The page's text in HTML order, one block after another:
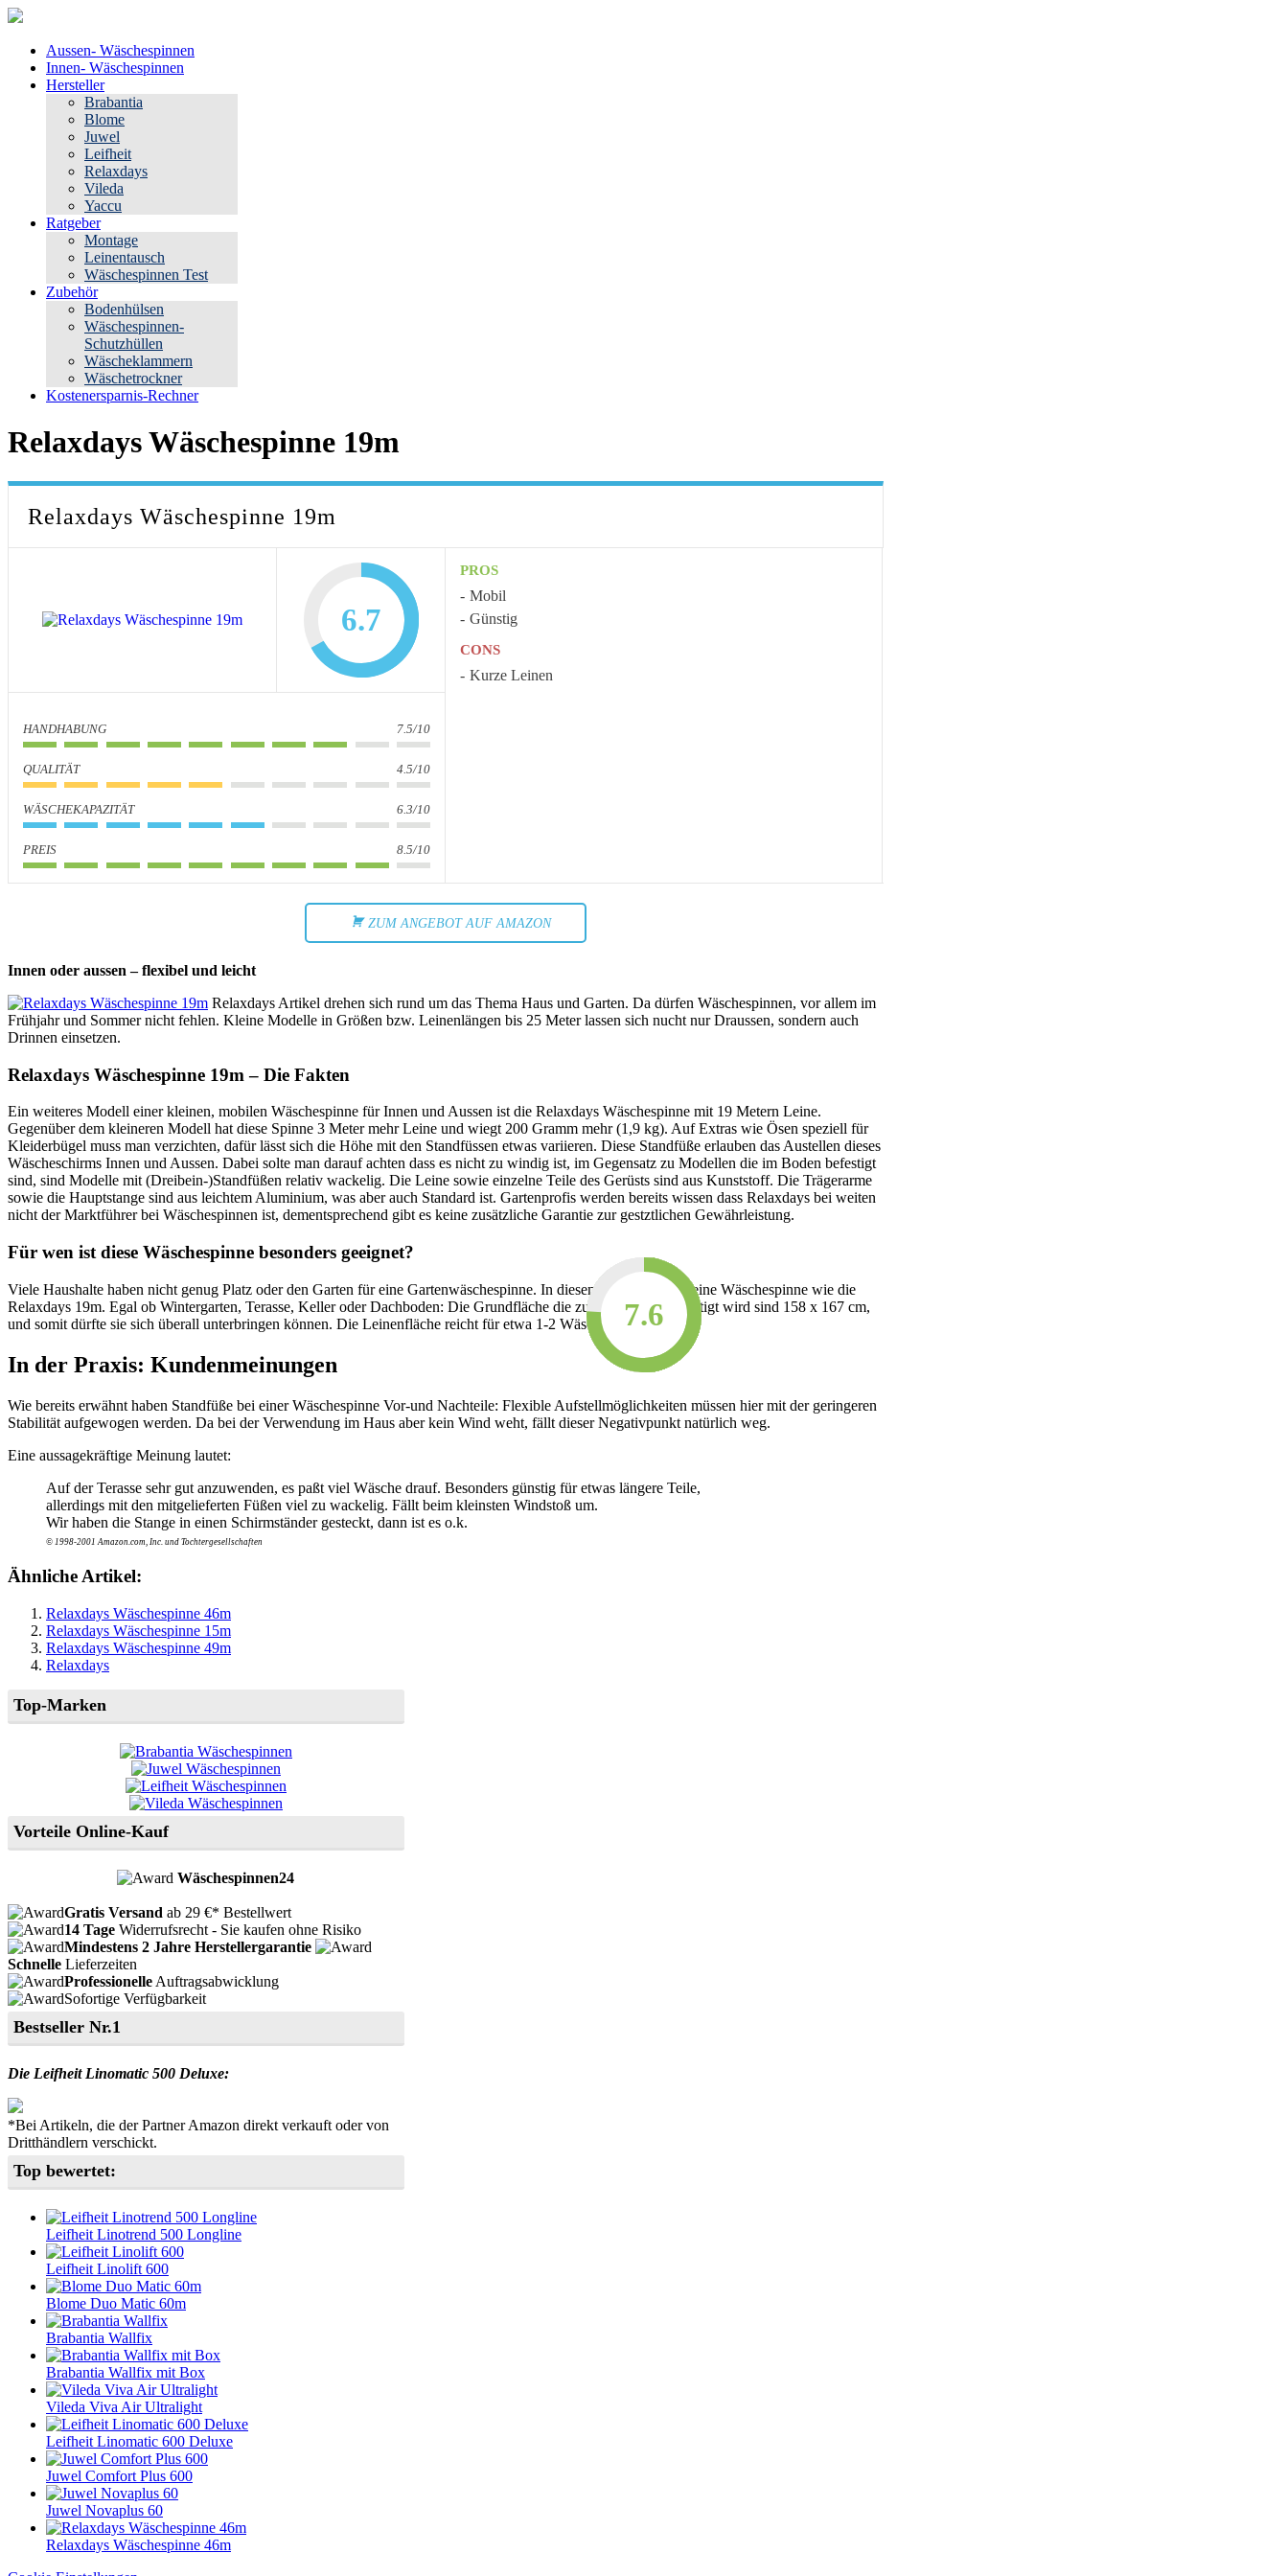
Aussen- Wäschespinnen
Innen- Wäschespinnen
Hersteller
Brabantia
Blome
Juwel
Leifheit
Relaxdays
Vileda
Yaccu
Ratgeber
Montage
Leinentausch
Wäschespinnen Test
Zubehör
Bodenhülsen
Wäschespinnen-
Schutzhüllen
Wäscheklammern
Wäschetrockner
Kostenersparnis-Rechner
Relaxdays Wäschespinne 19m
Relaxdays Wäschespinne 19m
6.7
HANDHABUNG 7.5/10
QUALITÄT 4.5/10
WÄSCHEKAPAZITÄT 6.3/10
PREIS 8.5/10
PROS
Mobil
Günstig
CONS
Kurze Leinen
ZUM ANGEBOT AUF AMAZON
Innen oder aussen – flexibel und leicht
Relaxdays Artikel drehen sich rund um das Thema Haus und Garten. Da dürfen Wäschespinnen, vor allem im
Frühjahr und Sommer nicht fehlen. Kleine Modelle in Größen bzw. Leinenlängen bis 25 Meter lassen sich nucht nur Draussen, sondern auch
Drinnen einsetzen.
Relaxdays Wäschespinne 19m – Die Fakten
Ein weiteres Modell einer kleinen, mobilen Wäschespinne für Innen und Aussen ist die Relaxdays Wäschespinne mit 19 Metern Leine.
Gegenüber dem kleineren Modell hat diese Spinne 3 Meter mehr Leine und wiegt 200 Gramm mehr (1,9 kg). Auf Extras wie Ösen speziell für
Kleiderbügel muss man verzichten, dafür lässt sich die Höhe mit den Standfüssen etwas variieren. Diese Standfüße erlauben das Austellen dieses
Wäscheschirms Innen und Aussen. Dabei solte man darauf achten dass es nicht zu windig ist, im Gegensatz zu Modellen die im Boden befestigt
sind, sind Modelle mit (Dreibein-)Standfüßen relativ wackelig. Die Leine sowie einzelne Teile des Gerüsts sind aus Kunststoff. Die Trägerarme
sowie die Hauptstange sind aus leichtem Aluminium, was aber auch Standard ist. Gartenprofis werden bereits wissen dass Relaxdays bei weiten
nicht der Marktführer bei Wäschespinnen ist, dementsprechend gibt es keine zusätzliche Garantie zur gestztlichen Gewährleistung.
Für wen ist diese Wäschespinne besonders geeignet?
Viele Haushalte haben nicht genug Platz oder den Garten für eine Gartenwäschespinne. In diesem Fall lohnt sich eine Wäschespinne wie die
Relaxdays 19m. Egal ob Wintergarten, Terasse, Keller oder Dachboden: Die Grundfläche die zum Aufstellen benötigt wird sind 158 x 167 cm,
und somit dürfte sie sich überall unterbringen können. Die Leinenfläche reicht für etwa 1-2 Wäscheladungen.
In der Praxis: Kundenmeinungen
Wie bereits erwähnt haben Standfüße bei einer Wäschespinne Vor-und Nachteile: Flexible Aufstellmöglichkeiten müssen hier mit der geringeren
Stabilität aufgewogen werden. Da bei der Verwendung im Haus aber kein Wind weht, fällt dieser Negativpunkt natürlich weg.
Eine aussagekräftige Meinung lautet:
Auf der Terasse sehr gut anzuwenden, es paßt viel Wäsche drauf. Besonders günstig für etwas längere Teile,
allerdings mit den mitgelieferten Füßen viel zu wackelig. Fällt beim kleinsten Windstoß um.
Wir haben die Stange in einen Schirmständer gesteckt, dann ist es o.k.
© 1998-2001 Amazon.com, Inc. und Tochtergesellschaften
Ähnliche Artikel:
Relaxdays Wäschespinne 46m
Relaxdays Wäschespinne 15m
Relaxdays Wäschespinne 49m
Relaxdays
Top-Marken
Vorteile Online-Kauf
Wäschespinnen24
Gratis Versand ab 29 €* Bestellwert
14 Tage Widerrufsrecht - Sie kaufen ohne Risiko
Mindestens 2 Jahre Herstellergarantie
Schnelle Lieferzeiten
Professionelle Auftragsabwicklung
Sofortige Verfügbarkeit
Bestseller Nr.1
Die Leifheit Linomatic 500 Deluxe:
*Bei Artikeln, die der Partner Amazon direkt verkauft oder von
Dritthändlern verschickt.
Top bewertet:
Leifheit Linotrend 500 Longline
8.9
Leifheit Linolift 600
8.6
Blome Duo Matic 60m
7.9
Brabantia Wallfix
7.9
Brabantia Wallfix mit Box
7.9
Vileda Viva Air Ultralight
7.8
Leifheit Linomatic 600 Deluxe
7.7
Juwel Comfort Plus 600
7.6
Juwel Novaplus 60
7.6
Relaxdays Wäschespinne 46m
7.6